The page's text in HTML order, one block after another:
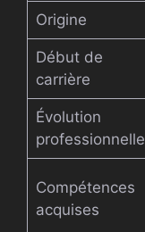
Origine
Début de
carrière
Évolution
professionnelle
Compétences
acquises